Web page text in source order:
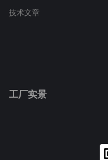
技术文章
工厂实景